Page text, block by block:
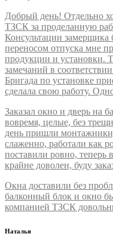
Добрый день! Отдельно
ТЗСК за проделанную
Консультации
переносом отпуска мне
продукции и установки.
замечаний в
Бригада по установке
сделала свою работу.
Заказал окно и дверь на
вовремя, целые, без
день пришли монтажники,
слаженно, работали как
поставили ровно, теперь
крайне доволен, буду
Окна доставили без
балконный блок и окно
компанией ТЗСК
Наталья